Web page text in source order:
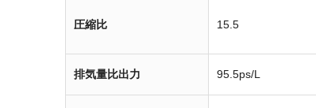
圧縮比 15.5
排気量比出力 95.5ps/L